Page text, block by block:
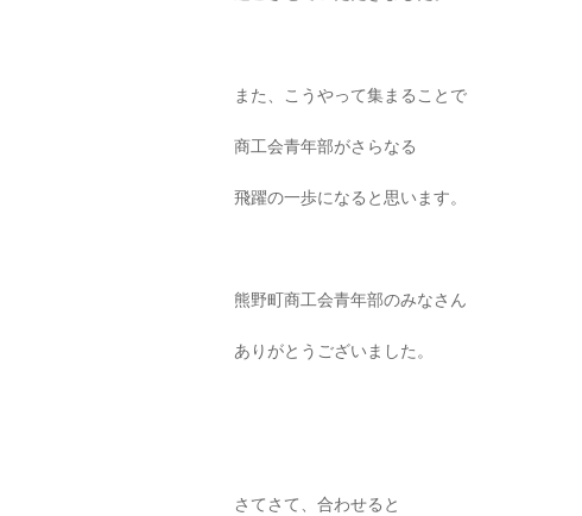
また、こうやって集まることで
商工会青年部がさらなる
飛躍の一歩になると思います。
熊野町商工会青年部のみなさん
ありがとうございました。
さてさて、合わせると